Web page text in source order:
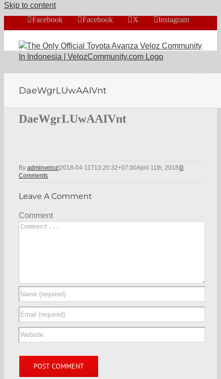
Skip to content
Facebook
Facebook X Instagram
DaeWgrLUwAAIVnt
DaeWgrLUwAAIVnt
By adminveloz 2018-04-11T13:20:32+07:00April 11th, 2018 0
Comments
Leave A Comment
Comment